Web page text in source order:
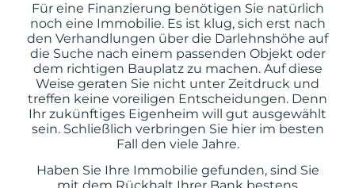
Für eine Finanzierung benötigen Sie natürlich
noch eine Immobilie. Es ist klug, sich erst nach
den Verhandlungen über die Darlehnshöhe auf
die Suche nach einem passenden Objekt oder
dem richtigen Bauplatz zu machen. Auf diese
Weise geraten Sie nicht unter Zeitdruck und
treffen keine voreiligen Entscheidungen. Denn
Ihr zukünftiges Eigenheim will gut ausgewählt
sein. Schließlich verbringen Sie hier im besten
Fall den viele Jahre.
Haben Sie Ihre Immobilie gefunden, sind Sie